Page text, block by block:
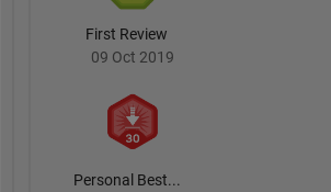
First Review
09 Oct 2019
Personal Best...